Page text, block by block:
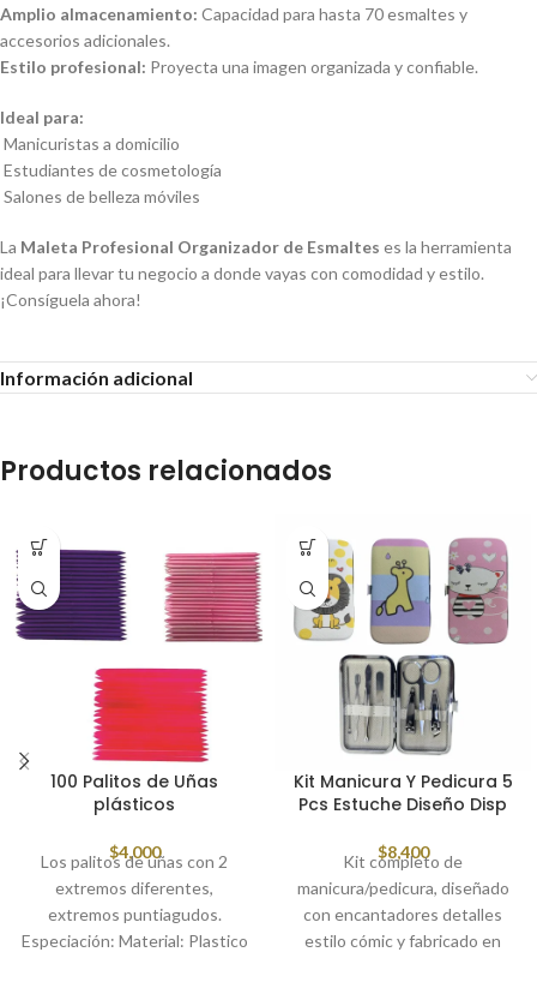
Amplio almacenamiento: Capacidad para hasta 70 esmaltes y
accesorios adicionales.
Estilo profesional: Proyecta una imagen organizada y confiable.
Ideal para:
Manicuristas a domicilio
Estudiantes de cosmetología
Salones de belleza móviles
La Maleta Profesional Organizador de Esmaltes es la herramienta
ideal para llevar tu negocio a donde vayas con comodidad y estilo.
¡Consíguela ahora!
Información adicional
Productos relacionados
100 Palitos de Uñas
plásticos
$4,000
Los palitos de uñas con 2
extremos diferentes,
extremos puntiagudos.
Especiación: Material: Plastico
Kit Manicura Y Pedicura 5
Pcs Estuche Diseño Disp
$8,400
Kit completo de
manicura/pedicura, diseñado
con encantadores detalles
estilo cómic y fabricado en